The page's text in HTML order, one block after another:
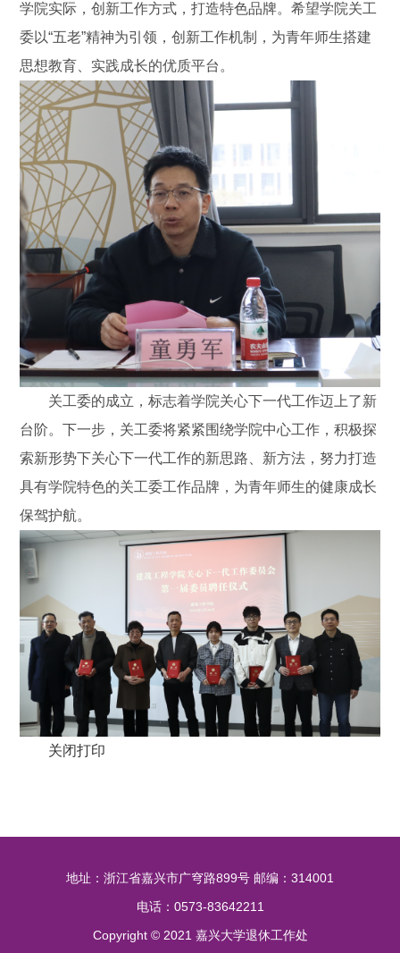
学院实际，创新工作方式，打造特色品牌。希望学院关工
委以“五老”精神为引领，创新工作机制，为青年师生搭建
思想教育、实践成长的优质平台。
关工委的成立，标志着学院关心下一代工作迈上了新
台阶。下一步，关工委将紧紧围绕学院中心工作，积极探
索新形势下关心下一代工作的新思路、新方法，努力打造
具有学院特色的关工委工作品牌，为青年师生的健康成长
保驾护航。
关闭打印
地址：浙江省嘉兴市广穹路899号 邮编：314001
电话：0573-83642211
Copyright © 2021 嘉兴大学退休工作处